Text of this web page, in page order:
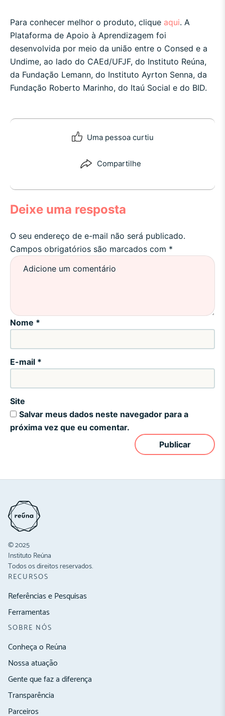
Para conhecer melhor o produto, clique aqui. A
Plataforma de Apoio à Aprendizagem foi
desenvolvida por meio da união entre o Consed e a
Undime, ao lado do CAEd/UFJF, do Instituto Reúna,
da Fundação Lemann, do Instituto Ayrton Senna, da
Fundação Roberto Marinho, do Itaú Social e do BID.
Uma pessoa curtiu
Compartilhe
Deixe uma resposta
O seu endereço de e-mail não será publicado.
Campos obrigatórios são marcados com *
Nome *
E-mail *
Site
Salvar meus dados neste navegador para a
próxima vez que eu comentar.
© 2025
Instituto Reúna
Todos os direitos reservados.
RECURSOS
Referências e Pesquisas
Ferramentas
SOBRE NÓS
Conheça o Reúna
Nossa atuação
Gente que faz a diferença
Transparência
Parceiros